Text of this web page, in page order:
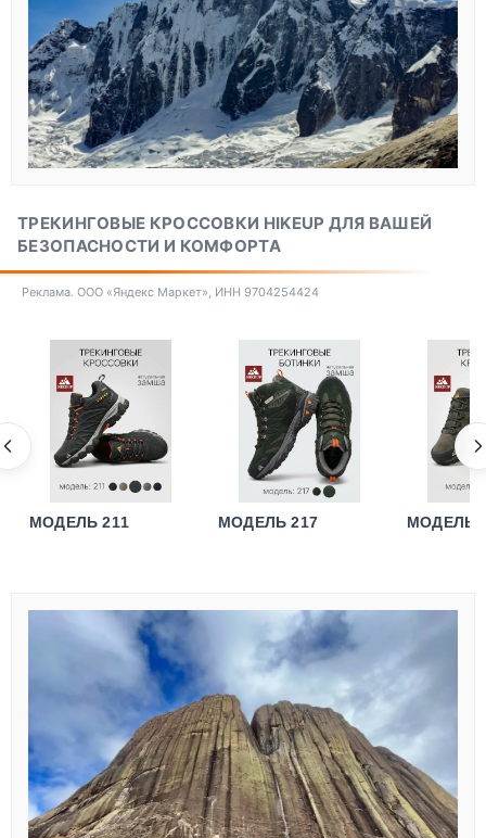
ТРЕКИНГОВЫЕ КРОССОВКИ HIKEUP ДЛЯ ВАШЕЙ
БЕЗОПАСНОСТИ И КОМФОРТА
Реклама. ООО «Яндекс Маркет», ИНН 9704254424
МОДЕЛЬ 211 МОДЕЛЬ 217 МОДЕЛЬ